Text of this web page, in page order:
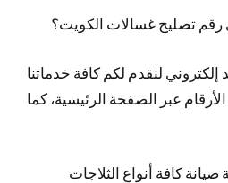
تصليح غسالات الكويت؟
إلكتروني لنقدم لكم كافة خدماتنا
عبر الصفحة الرئيسية، كما
صيانة كافة أنواع الثلاجات